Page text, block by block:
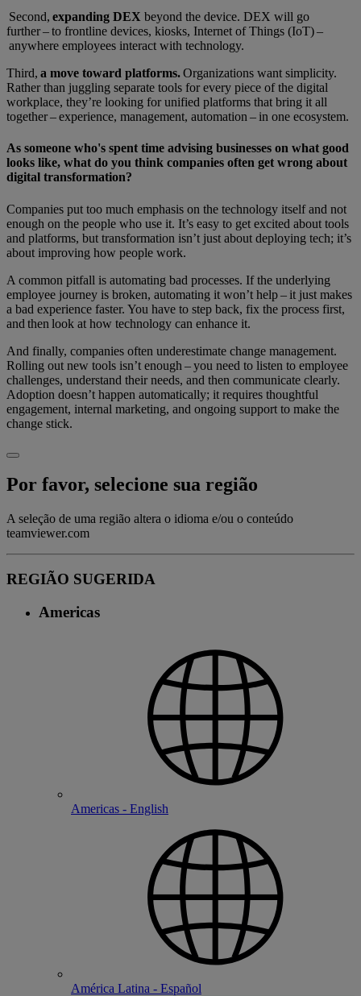
Second, expanding DEX beyond the device. DEX will go
further – to frontline devices, kiosks, Internet of Things (IoT) –
anywhere employees interact with technology.
Third, a move toward platforms.Organizations want simplicity.
Rather than juggling separate tools for every piece of the digital
workplace, they’re looking for unified platforms that bring it all
together – experience, management, automation – in one ecosystem.
As someone who's spent time advising businesses on what good
looks like, what do you think companies often get wrong about
digital transformation?
Companies put too much emphasis on the technology itself and not
enough on the people who use it. It’s easy to get excited about tools
and platforms, but transformation isn’t just about deploying tech; it’s
about improving how people work.
A common pitfall is automating bad processes. If the underlying
employee journey is broken, automating it won’t help – it just makes
a bad experience faster. You have to step back, fix the process first,
and then look at how technology can enhance it.
And finally, companies often underestimate change management.
Rolling out new tools isn’t enough – you need to listen to employee
challenges, understand their needs, and then communicate clearly.
Adoption doesn’t happen automatically; it requires thoughtful
engagement, internal marketing, and ongoing support to make the
change stick.
Por favor, selecione sua região
A seleção de uma região altera o idioma e/ou o conteúdo
teamviewer.com
REGIÃO SUGERIDA
Americas
Americas - English
América Latina - Español